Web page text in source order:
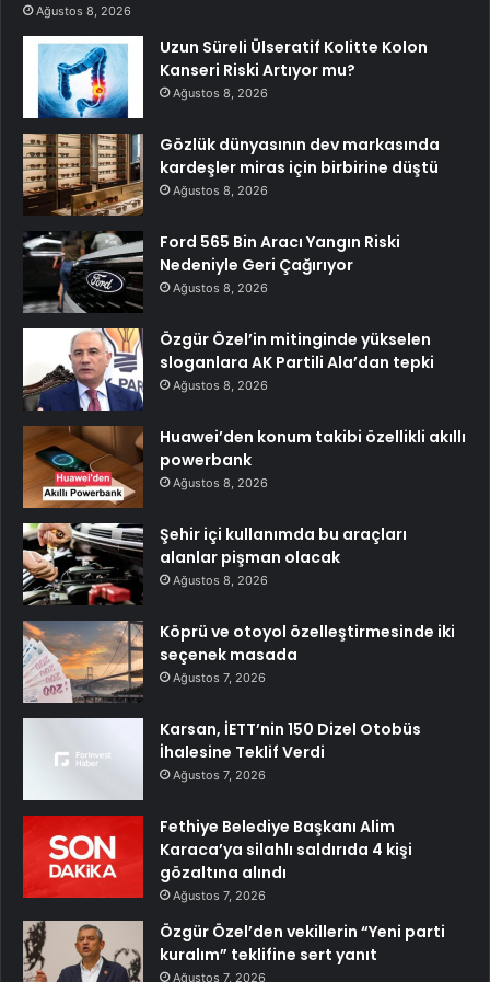
Ağustos 8, 2026
Uzun Süreli Ülseratif Kolitte Kolon
Kanseri Riski Artıyor mu?
Ağustos 8, 2026
Gözlük dünyasının dev markasında
kardeşler miras için birbirine düştü
Ağustos 8, 2026
Ford 565 Bin Aracı Yangın Riski
Nedeniyle Geri Çağırıyor
Ağustos 8, 2026
Özgür Özel’in mitinginde yükselen
sloganlara AK Partili Ala’dan tepki
Ağustos 8, 2026
Huawei’den konum takibi özellikli akıllı
powerbank
Ağustos 8, 2026
Şehir içi kullanımda bu araçları
alanlar pişman olacak
Ağustos 8, 2026
Köprü ve otoyol özelleştirmesinde iki
seçenek masada
Ağustos 7, 2026
Karsan, İETT’nin 150 Dizel Otobüs
İhalesine Teklif Verdi
Ağustos 7, 2026
Fethiye Belediye Başkanı Alim
Karaca’ya silahlı saldırıda 4 kişi
gözaltına alındı
Ağustos 7, 2026
Özgür Özel’den vekillerin “Yeni parti
kuralım” teklifine sert yanıt
Ağustos 7, 2026